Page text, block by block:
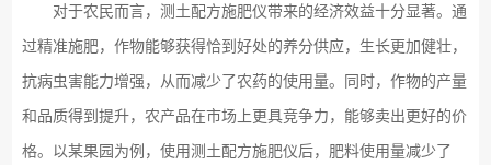
对于农民而言，测土配方施肥仪带来的经济效益十分显著。通
过精准施肥，作物能够获得恰到好处的养分供应，生长更加健壮，
抗病虫害能力增强，从而减少了农药的使用量。同时，作物的产量
和品质得到提升，农产品在市场上更具竞争力，能够卖出更好的价
格。以某果园为例，使用测土配方施肥仪后，肥料使用量减少了